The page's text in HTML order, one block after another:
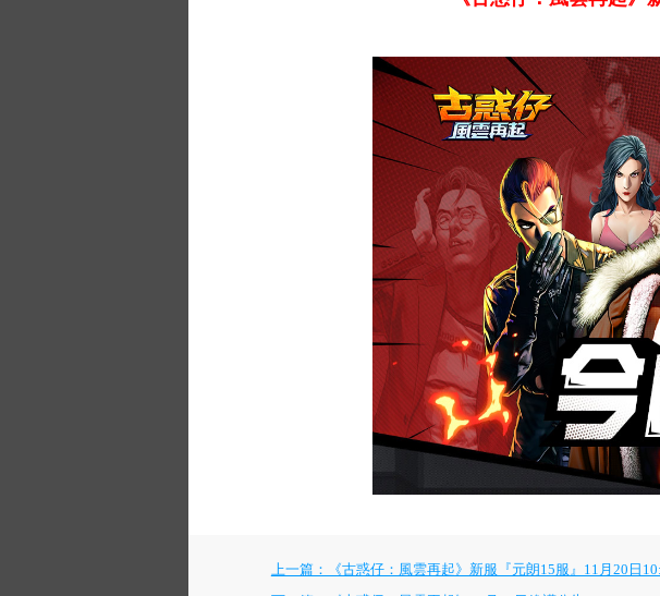
上一篇：《古惑仔：風雲再起》新服『元朗15服』11月20日